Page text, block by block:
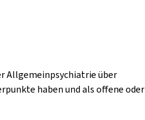
Allgemeinpsychiatrie über
haben und als offene oder